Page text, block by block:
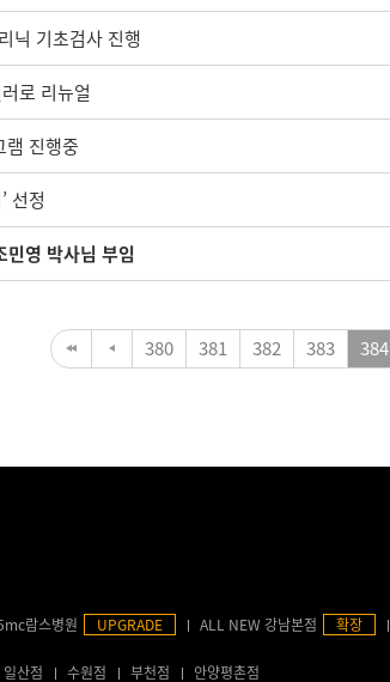
닉 기초검사 진행
로 리뉴얼
진행중
선정
영 박사님 부임
380 381 382 383 384
람스병원 UPGRADE ALL NEW 강남본점 확장
일산점 수원점 부천점 안양평촌점